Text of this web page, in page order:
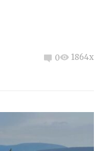
0 1864x